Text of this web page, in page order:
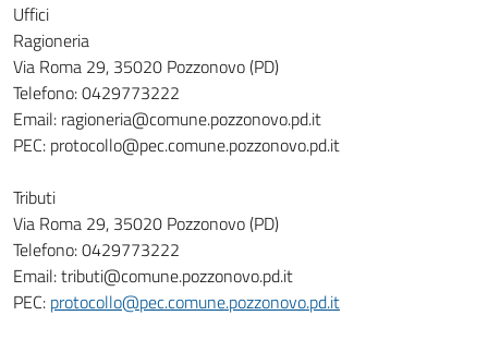
Uffici
Ragioneria
Via Roma 29, 35020 Pozzonovo (PD)
Telefono: 0429773222
Email: ragioneria@comune.pozzonovo.pd.it
PEC: protocollo@pec.comune.pozzonovo.pd.it
Tributi
Via Roma 29, 35020 Pozzonovo (PD)
Telefono: 0429773222
Email: tributi@comune.pozzonovo.pd.it
PEC: protocollo@pec.comune.pozzonovo.pd.it